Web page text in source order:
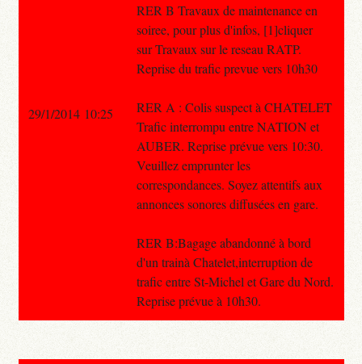
RER B Travaux de maintenance en
soiree, pour plus d'infos, [1]cliquer
sur Travaux sur le reseau RATP.
Reprise du trafic prevue vers 10h30
RER A : Colis suspect à CHATELET
Trafic interrompu entre NATION et
AUBER. Reprise prévue vers 10:30.
Veuillez emprunter les
correspondances. Soyez attentifs aux
annonces sonores diffusées en gare.
RER B:Bagage abandonné à bord
d'un trainà Chatelet,interruption de
trafic entre St-Michel et Gare du Nord.
Reprise prévue à 10h30.
29/1/2014 10:25